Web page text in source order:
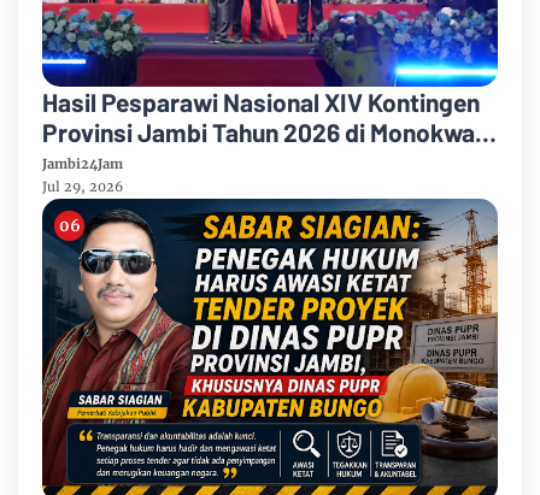
Hasil Pesparawi Nasional XIV Kontingen
Provinsi Jambi Tahun 2026 di Monokwari
Papua Barat
Jambi24Jam
Jul 29, 2026